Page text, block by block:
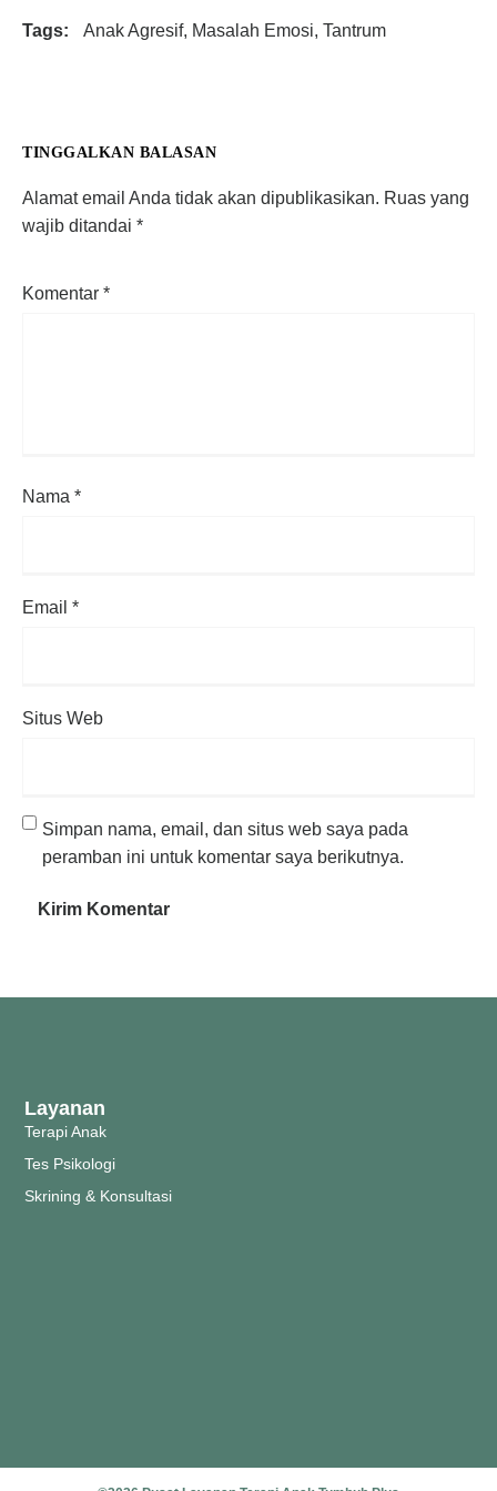
Tags: Anak Agresif, Masalah Emosi, Tantrum
TINGGALKAN BALASAN
Alamat email Anda tidak akan dipublikasikan. Ruas yang
wajib ditandai *
Komentar *
Nama *
Email *
Situs Web
Simpan nama, email, dan situs web saya pada
peramban ini untuk komentar saya berikutnya.
Layanan
Terapi Anak
Tes Psikologi
Skrining & Konsultasi